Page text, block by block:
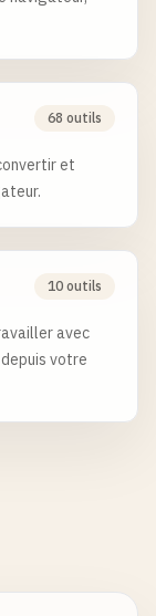
68 outils
et
10 outils
avec
votre